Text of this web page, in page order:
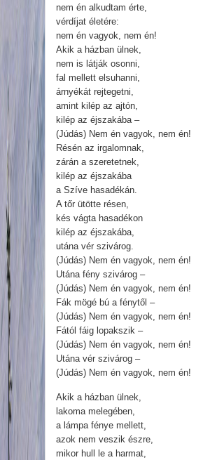
nem én alkudtam érte,
vérdíjat életére:
nem én vagyok, nem én!
Akik a házban ülnek,
nem is látják osonni,
fal mellett elsuhanni,
árnyékát rejtegetni,
amint kilép az ajtón,
kilép az éjszakába –
(Júdás) Nem én vagyok, nem én!
Résén az irgalomnak,
zárán a szeretetnek,
kilép az éjszakába
a Szíve hasadékán.
A tőr ütötte résen,
kés vágta hasadékon
kilép az éjszakába,
utána vér szivárog.
(Júdás) Nem én vagyok, nem én!
Utána fény szivárog –
(Júdás) Nem én vagyok, nem én!
Fák mögé bú a fénytől –
(Júdás) Nem én vagyok, nem én!
Fától fáig lopakszik –
(Júdás) Nem én vagyok, nem én!
Utána vér szivárog –
(Júdás) Nem én vagyok, nem én!
Akik a házban ülnek,
lakoma melegében,
a lámpa fénye mellett,
azok nem veszik észre,
mikor hull le a harmat,